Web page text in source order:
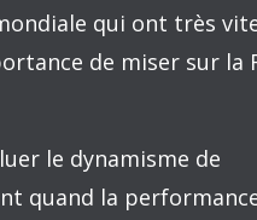
qui ont très
de miser sur la
le dynamisme de
quand la